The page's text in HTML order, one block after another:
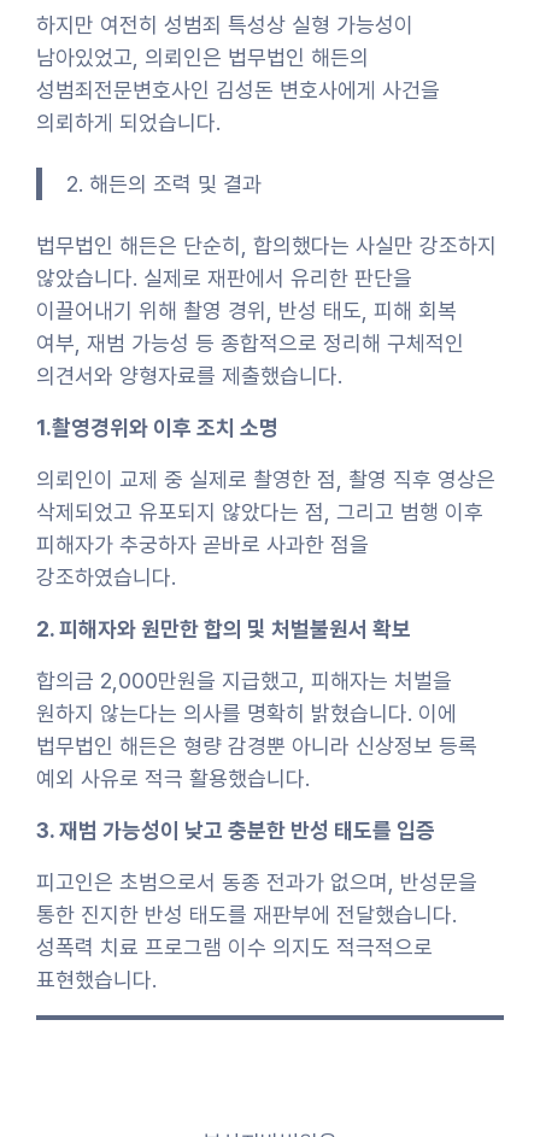
하지만 여전히 성범죄 특성상 실형 가능성이
남아있었고, 의뢰인은 법무법인 해든의
성범죄전문변호사인 김성돈 변호사에게 사건을
의뢰하게 되었습니다.
2. 해든의 조력 및 결과
법무법인 해든은 단순히, 합의했다는 사실만 강조하지
않았습니다. 실제로 재판에서 유리한 판단을
이끌어내기 위해 촬영 경위, 반성 태도, 피해 회복
여부, 재범 가능성 등 종합적으로 정리해 구체적인
의견서와 양형자료를 제출했습니다.
1.촬영경위와 이후 조치 소명
의뢰인이 교제 중 실제로 촬영한 점, 촬영 직후 영상은
삭제되었고 유포되지 않았다는 점, 그리고 범행 이후
피해자가 추궁하자 곧바로 사과한 점을
강조하였습니다.
2. 피해자와 원만한 합의 및 처벌불원서 확보
합의금 2,000만원을 지급했고, 피해자는 처벌을
원하지 않는다는 의사를 명확히 밝혔습니다. 이에
법무법인 해든은 형량 감경뿐 아니라 신상정보 등록
예외 사유로 적극 활용했습니다.
3. 재범 가능성이 낮고 충분한 반성 태도를 입증
피고인은 초범으로서 동종 전과가 없으며, 반성문을
통한 진지한 반성 태도를 재판부에 전달했습니다.
성폭력 치료 프로그램 이수 의지도 적극적으로
표현했습니다.